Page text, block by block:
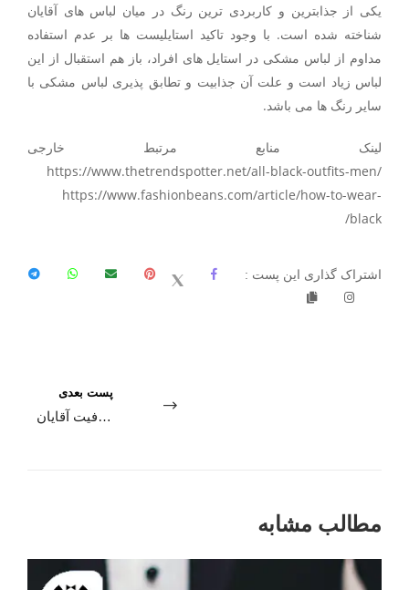
یکی از جذابترین و کاربردی ترین رنگ در میان لباس های آقایان
شناخته شده است. با وجود تاکید استایلیست ها بر عدم استفاده
مداوم از لباس مشکی در استایل های افراد، باز هم استقبال از این
لباس زیاد است و علت آن جذابیت و تطابق پذیری لباس مشکی با
سایر رنگ ها می باشد.
لینک منابع مرتبط خارجی
https://www.thetrendspotter.net/all-black-outfits-men/
https://www.fashionbeans.com/article/how-to-wear-
black/
اشتراک گذاری این پست :
پست بعدی
همه چیز در مورد لباس های اسلیم فیت آقایان
مطالب مشابه